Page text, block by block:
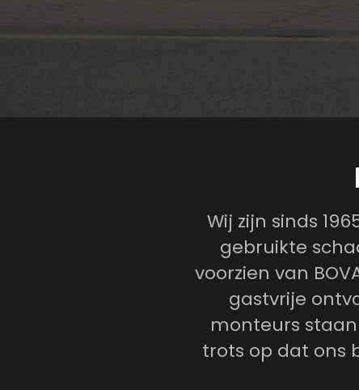
Wij zijn sinds
gebruikte
voorzien van
gastvrije
monteurs
trots op dat ons